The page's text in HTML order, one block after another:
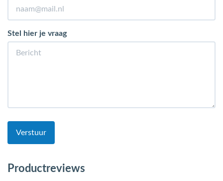
Stel hier je vraag
Verstuur
Productreviews